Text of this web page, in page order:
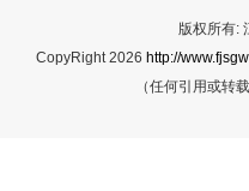
版权所有:
CopyRight 2026 http://
（任何引用或转